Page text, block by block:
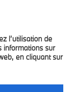
l’utilisation de
informations sur
en cliquant sur